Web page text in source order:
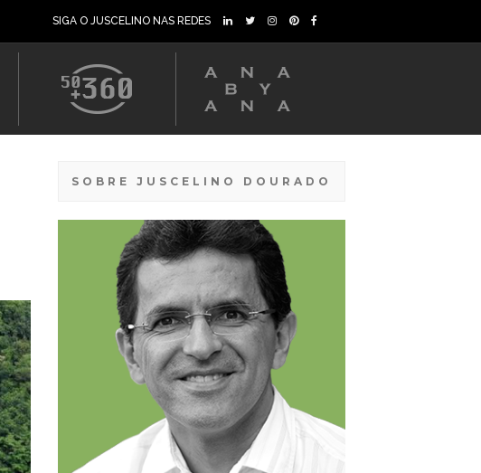
SIGA O JUSCELINO NAS REDES
SOBRE JUSCELINO DOURADO